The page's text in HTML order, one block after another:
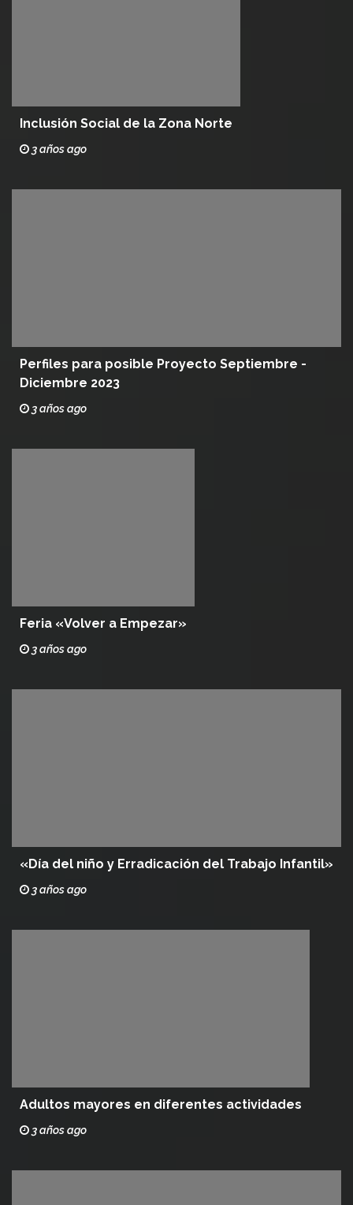
Inclusión Social de la Zona Norte
3 años ago
Perfiles para posible Proyecto Septiembre -
Diciembre 2023
3 años ago
Feria «Volver a Empezar»
3 años ago
«Día del niño y Erradicación del Trabajo Infantil»
3 años ago
Adultos mayores en diferentes actividades
3 años ago